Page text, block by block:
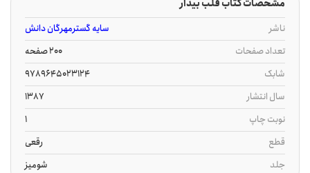
مشخصات کتاب قلب بیدار
ناشر
سایه گسترمهرگان دانش
تعداد صفحات
200 صفحه
شابک
9789645023124
سال انتشار
1387
نوبت چاپ
1
قطع
رقعی
جلد
شومیز